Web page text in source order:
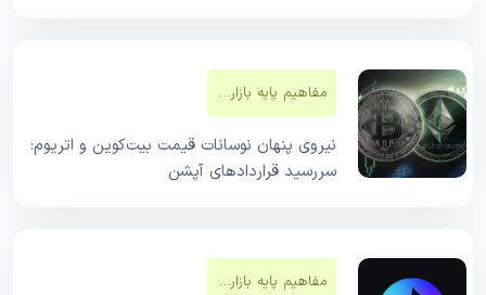
مفاهیم پایه بازار‌های مالی
نیروی پنهان نوسانات قیمت بیت‌کوین و اتریوم:
سررسید قراردادهای آپشن
مفاهیم پایه بازار‌های مالی